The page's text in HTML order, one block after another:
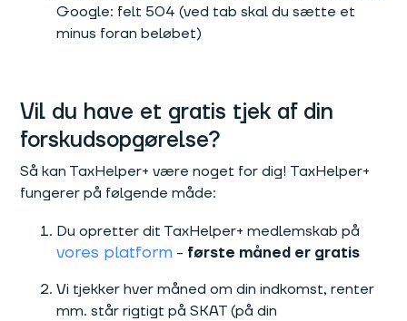
Google: felt 504 (ved tab skal du sætte et
minus foran beløbet)
Vil du have et gratis tjek af din
forskudsopgørelse?
Så kan TaxHelper+ være noget for dig! TaxHelper+
fungerer på følgende måde:
Du opretter dit TaxHelper+ medlemskab på
vores platform - første måned er gratis
Vi tjekker hver måned om din indkomst, renter
mm. står rigtigt på SKAT (på din